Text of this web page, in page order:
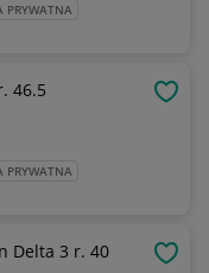
PRYWATNA
46.5
PRYWATNA
Delta 3 r. 40